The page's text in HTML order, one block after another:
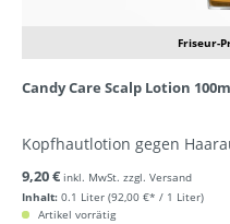
Friseur-
Candy Care Scalp Lotion
Kopfhautlotion gegen
Inhalt: 0.1 Liter (92,00 €* / 1 Liter)
9,20 € inkl. MwSt. zzgl. Versand
Artikel vorrätig